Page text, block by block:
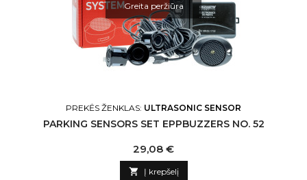
Greita peržiūra
PREKĖS ŽENKLAS: ULTRASONIC SENSOR
PARKING SENSORS SET EPPBUZZERS NO. 52
Kaina
29,08 €
 Į krepšelį